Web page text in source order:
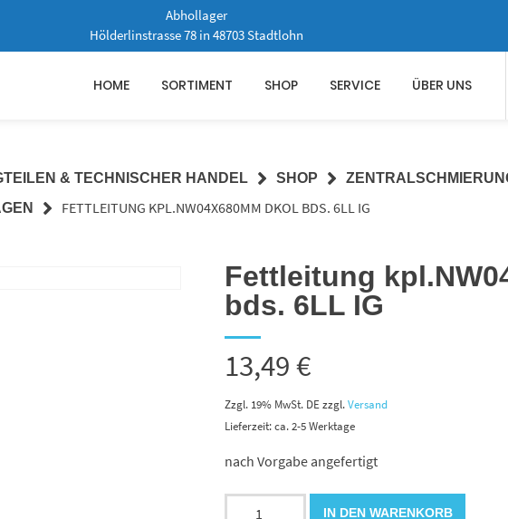
Abhollager
Hölderlinstrasse 78 in 48703 Stadtlohn
HOME SORTIMENT SHOP SERVICE ÜBER UNS
& TECHNISCHER HANDEL SHOP
FETTLEITUNG KPL.NW04X680MM DKOL BDS. 6LL IG
Fettleitung
bds. 6LL IG
13,49€
Zzgl. 19% MwSt. DE zzgl.Versand
Lieferzeit: ca. 2-5 Werktage
nach Vorgabe angefertigt
IN DEN WARENKORB